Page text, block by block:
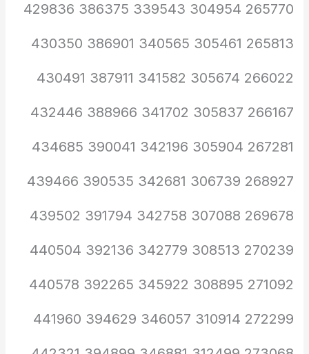
265770 304954 339543 386375 429836
265813 305461 340565 386901 430350
266022 305674 341582 387911 430491
266167 305837 341702 388966 432446
267281 305904 342196 390041 434685
268927 306739 342681 390535 439466
269678 307088 342758 391794 439502
270239 308513 342779 392136 440504
271092 308895 345922 392265 440578
272299 310914 346057 394629 441960